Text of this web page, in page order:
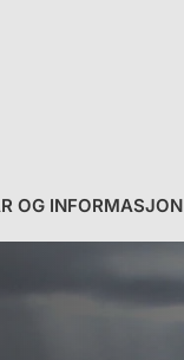
OG INFORMASJON